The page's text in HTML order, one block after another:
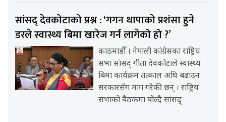
सांसद् देवकोटाको प्रश्न : ‘गगन थापाको प्रशंसा हुने
डरले स्वास्थ्य बिमा खारेज गर्न लागेको हो ?’
काठमाडौँ । नेपाली कांग्रेसका राष्ट्रिय
सभा सांसद् गीता देवकोटाले स्वास्थ्य
बिमा कार्यक्रम तत्काल अघि बढाउन
सरकारसँग माग गरेकी छन् । राष्ट्रिय
सभाको बैठकमा बोल्दै सांसद्